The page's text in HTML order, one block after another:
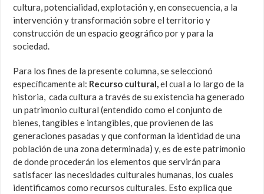
cultura, potencialidad, explotación y, en consecuencia, a la
intervención y transformación sobre el territorio y
construcción de un espacio geográfico por y para la
sociedad.
Para los fines de la presente columna, se seleccionó
específicamente al: Recurso cultural,el cual a lo largo de la
historia, cada cultura a través de su existencia ha generado
un patrimonio cultural (entendido como el conjunto de
bienes, tangibles e intangibles, que provienen de las
generaciones pasadas y que conforman la identidad de una
población de una zona determinada) y, es de este patrimonio
de donde procederán los elementos que servirán para
satisfacer las necesidades culturales humanas, los cuales
identificamos como recursos culturales. Esto explica que